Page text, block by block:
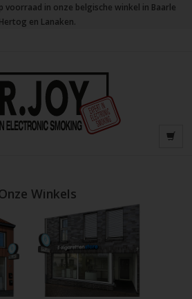
voorraad in onze belgische winkel in Baarle
Hertog en Lanaken.
Winkels